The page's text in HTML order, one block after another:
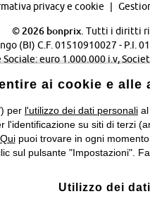
privacy e cookie
©2026 bonprix. Tutti i diritti
(BI) C.F. 01510910027 - P.I.
Sociale: euro 1.000.000 i.v,
ai cookie e alle
per l'utilizzo dei dati personali
su siti di terzi
Quipuoi trovare in ogni
sul pulsante "Impostazioni".
Utilizzo dei dati